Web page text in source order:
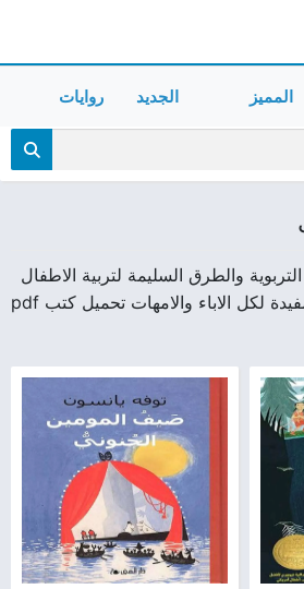
المميز الجديد روايات
والطرق السليمة لتربية الاطفال
وفنون التعامل مع الابناء مفيدة لكل الاباء والامهات تحميل كتب pdf